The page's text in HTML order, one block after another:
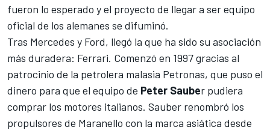
fueron lo esperado y el proyecto de llegar a ser equipo
oficial de los alemanes se difuminó.
Tras Mercedes y Ford, llegó la que ha sido su asociación
más duradera: Ferrari. Comenzó en 1997 gracias al
patrocinio de la petrolera malasia Petronas, que puso el
dinero para que el equipo de Peter Sauber pudiera
comprar los motores italianos. Sauber renombró los
propulsores de Maranello con la marca asiática desde